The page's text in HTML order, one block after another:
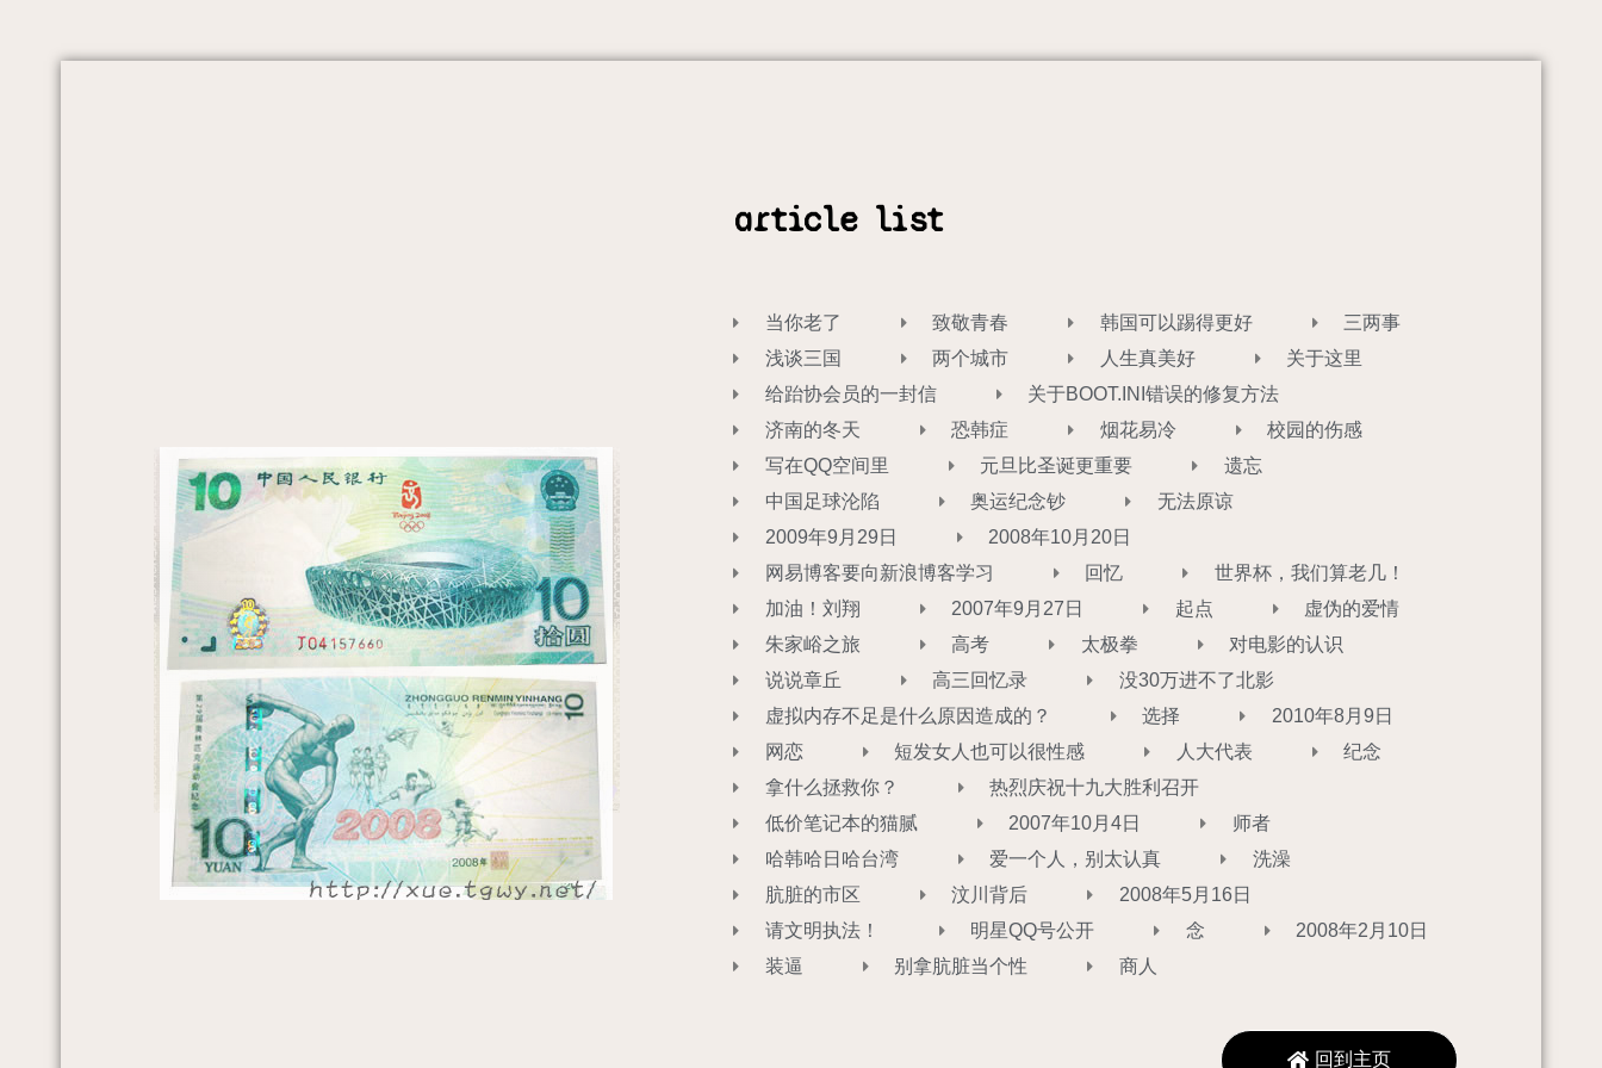
article list
当你老了 致敬青春 韩国可以踢得更好
三两事
浅谈三国
两个城市 人生真美好
关于这里
给跆协会员的一封信
关于BOOT.INI错误的修复方法
济南的冬天
恐韩症 烟花易冷
校园的伤感
写在QQ空间里
元旦比圣诞更重要
遗忘
中国足球沦陷
奥运纪念钞
无法原谅
2009年9月29日​
2008年10月20日
网易博客要向新浪博客学习
回忆
世界杯，我们算老几！
加油！刘翔
2007年9月27日 起点
虚伪的爱情
朱家峪之旅
高考 太极拳
对电影的认识
说说章丘
高三回忆录
没30万进不了北影
虚拟内存不足是什么原因造成的？
选择
2010年8月9日
网恋
短发女人也可以很性感 人大代表
纪念
拿什么拯救你？
热烈庆祝十九大胜利召开
低价笔记本的猫腻
2007年10月4日
师者
哈韩哈日哈台湾
爱一个人，别太认真
洗澡
肮脏的市区
汶川背后
2008年5月16日
请文明执法！
明星QQ号公开 念
2008年2月10日
装逼
别拿肮脏当个性 商人
回到主页